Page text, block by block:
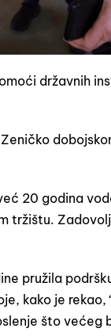
državnih
20 godina
tržištu.
pružila
kako je
što